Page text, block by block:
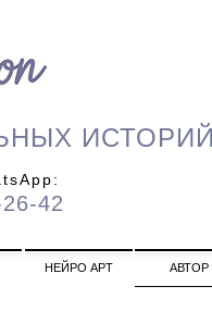
42
НЕЙРО АРТ АВТОР